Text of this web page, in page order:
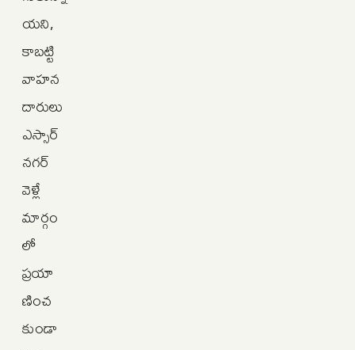
యని,
కాబట్టి
వాహన
దారులు
ఎస్సార్
నగర్
వెళ్లే
మార్గం
లో
ప్రయా
ణించ
కుండా